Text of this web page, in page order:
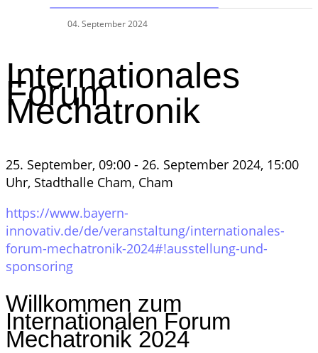
04. September 2024
Internationales
Forum
Mechatronik
25. September, 09:00 - 26. September 2024, 15:00
Uhr, Stadthalle Cham, Cham
https://www.bayern-
innovativ.de/de/veranstaltung/internationales-
forum-mechatronik-2024#!ausstellung-und-
sponsoring
Willkommen zum
Internationalen Forum
Mechatronik 2024